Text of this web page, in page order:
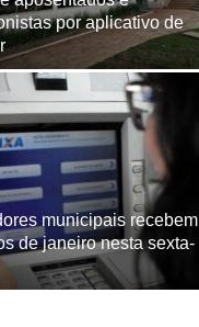
por aplicativo de
municipais recebem
de janeiro nesta sexta-